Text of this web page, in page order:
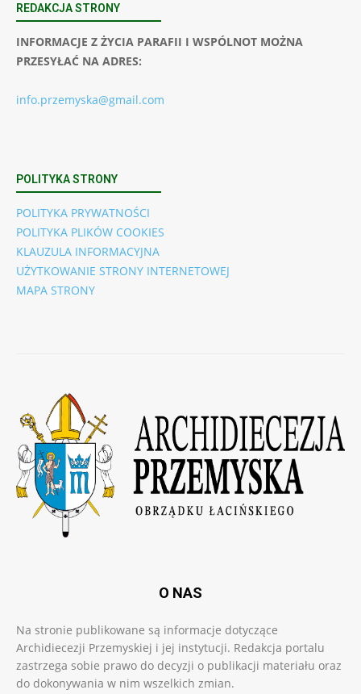
REDAKCJA STRONY
INFORMACJE Z ŻYCIA PARAFII I WSPÓLNOT MOŻNA
PRZESYŁAĆ NA ADRES:
info.przemyska@gmail.com
POLITYKA STRONY
POLITYKA PRYWATNOŚCI
POLITYKA PLIKÓW COOKIES
KLAUZULA INFORMACYJNA
UŻYTKOWANIE STRONY INTERNETOWEJ
MAPA STRONY
O NAS
Na stronie publikowane są informacje dotyczące
Archidiecezji Przemyskiej i jej instytucji. Redakcja portalu
zastrzega sobie prawo do decyzji o publikacji materiału oraz
do dokonywania w nim wszelkich zmian.